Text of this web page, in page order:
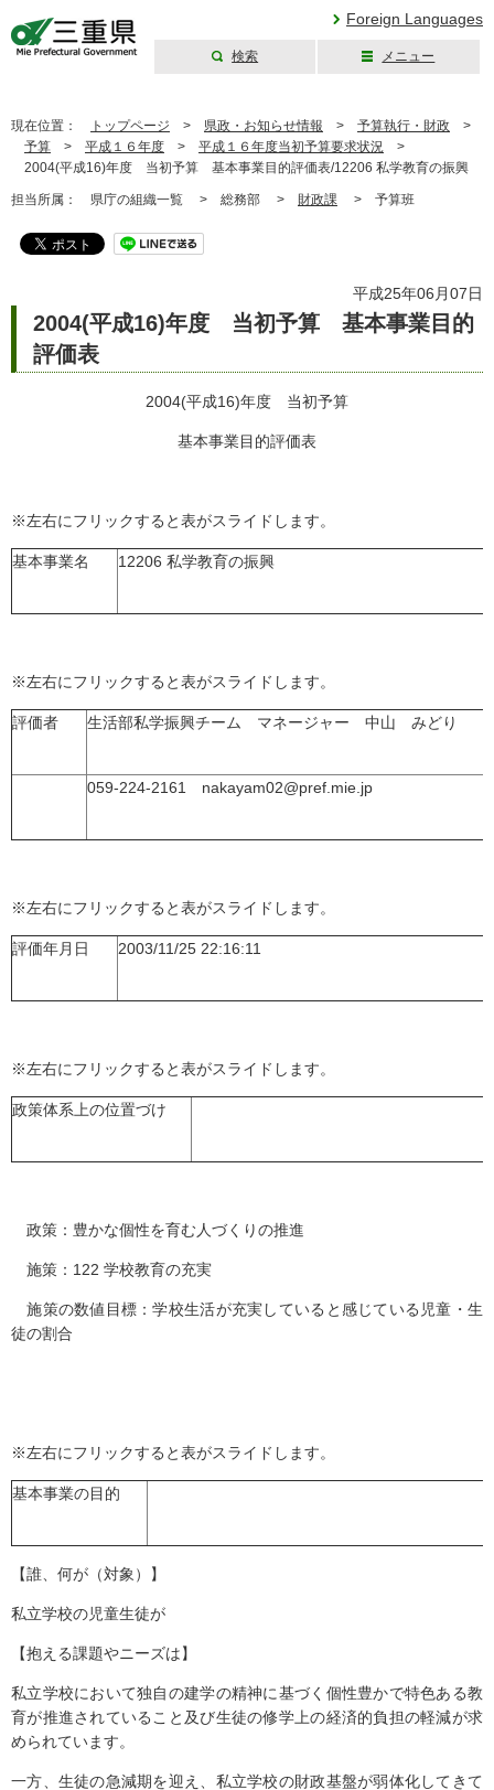
Foreign Languages
検索 メニュー
現在位置： トップページ > 県政・お知らせ情報 > 予算執行・財政 >
予算 > 平成１６年度 > 平成１６年度当初予算要求状況 >
2004(平成16)年度 当初予算 基本事業目的評価表/12206 私学教育の振興
担当所属： 県庁の組織一覧 > 総務部 > 財政課 > 予算班
平成25年06月07日
2004(平成16)年度 当初予算 基本事業目的
評価表
2004(平成16)年度 当初予算
基本事業目的評価表
※左右にフリックすると表がスライドします。
基本事業名 12206 私学教育の振興
※左右にフリックすると表がスライドします。
評価者 生活部私学振興チーム マネージャー 中山 みどり
059-224-2161 nakayam02@pref.mie.jp
※左右にフリックすると表がスライドします。
評価年月日 2003/11/25 22:16:11
※左右にフリックすると表がスライドします。
政策体系上の位置づけ
政策：豊かな個性を育む人づくりの推進
施策：122 学校教育の充実
施策の数値目標：学校生活が充実していると感じている児童・生
徒の割合
※左右にフリックすると表がスライドします。
基本事業の目的
【誰、何が（対象）】
私立学校の児童生徒が
【抱える課題やニーズは】
私立学校において独自の建学の精神に基づく個性豊かで特色ある教
育が推進されていること及び生徒の修学上の経済的負担の軽減が求
められています。
一方、生徒の急減期を迎え、私立学校の財政基盤が弱体化してきて